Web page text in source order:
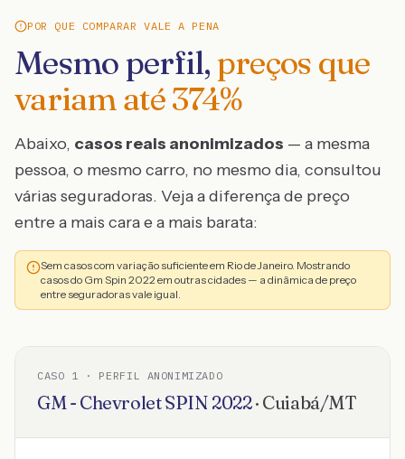
POR QUE COMPARAR VALE A PENA
Mesmo perfil, preços que
variam até374%
Abaixo, casos reais anonimizados — a mesma
pessoa, o mesmo carro, no mesmo dia, consultou
várias seguradoras. Veja a diferença de preço
entre a mais cara e a mais barata:
Sem casos com variação suficiente em Rio de Janeiro. Mostrando
casos do Gm Spin 2022 em outras cidades — a dinâmica de preço
entre seguradoras vale igual.
CASO 1 · PERFIL ANONIMIZADO
GM - ChevroletSPIN 2022· Cuiabá/MT